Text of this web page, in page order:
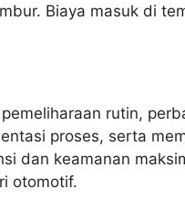
Biaya masuk di
rutin,
proses, serta
dan keamanan
otomotif.